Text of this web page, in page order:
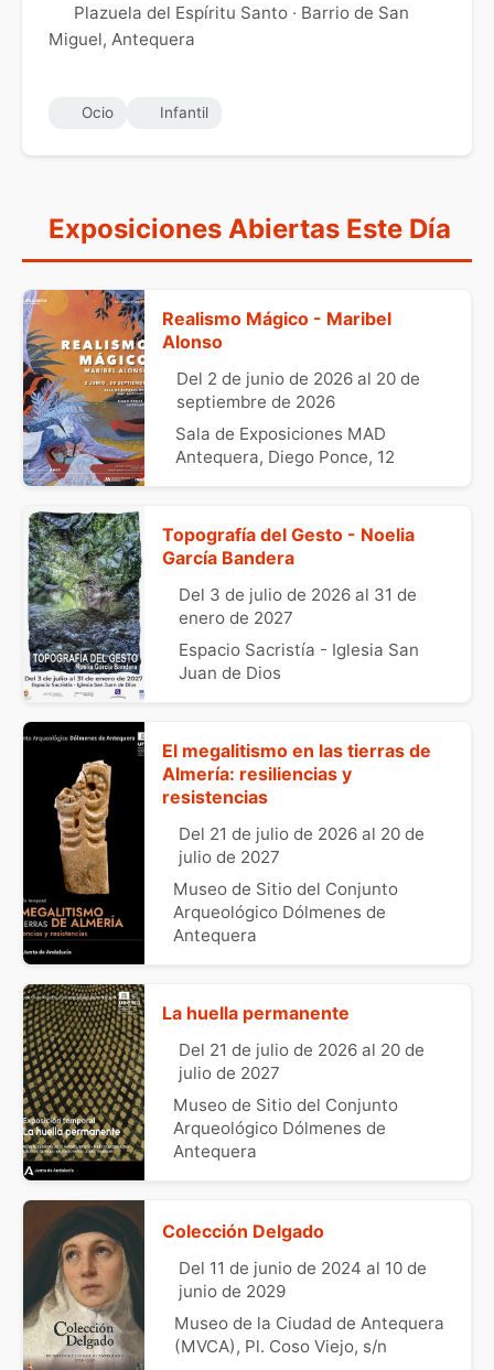
Plazuela del Espíritu Santo · Barrio de San
Miguel, Antequera
Ocio Infantil
Exposiciones Abiertas Este Día
Realismo Mágico - Maribel
Alonso
Del 2 de junio de 2026 al 20 de
septiembre de 2026
Sala de Exposiciones MAD
Antequera, Diego Ponce, 12
Topografía del Gesto - Noelia
García Bandera
Del 3 de julio de 2026 al 31 de
enero de 2027
Espacio Sacristía - Iglesia San
Juan de Dios
El megalitismo en las tierras de
Almería: resiliencias y
resistencias
Del 21 de julio de 2026 al 20 de
julio de 2027
Museo de Sitio del Conjunto
Arqueológico Dólmenes de
Antequera
La huella permanente
Del 21 de julio de 2026 al 20 de
julio de 2027
Museo de Sitio del Conjunto
Arqueológico Dólmenes de
Antequera
Colección Delgado
Del 11 de junio de 2024 al 10 de
junio de 2029
Museo de la Ciudad de Antequera
(MVCA), Pl. Coso Viejo, s/n